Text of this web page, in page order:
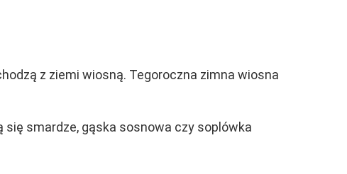
z ziemi wiosną. Tegoroczna zimna wiosna
smardze, gąska sosnowa czy soplówka